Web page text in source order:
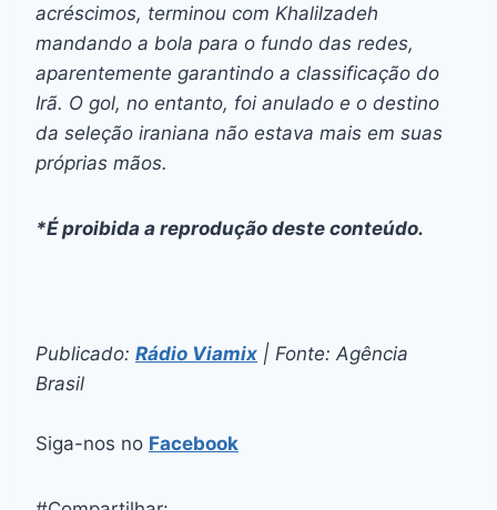
acréscimos, terminou com Khalilzadeh
mandando a bola para o fundo das redes,
aparentemente garantindo a classificação do
Irã. O gol, no entanto, foi anulado e o destino
da seleção iraniana não estava mais em suas
próprias mãos.
*É proibida a reprodução deste conteúdo.
Publicado: Rádio Viamix | Fonte: Agência
Brasil
Siga-nos no Facebook